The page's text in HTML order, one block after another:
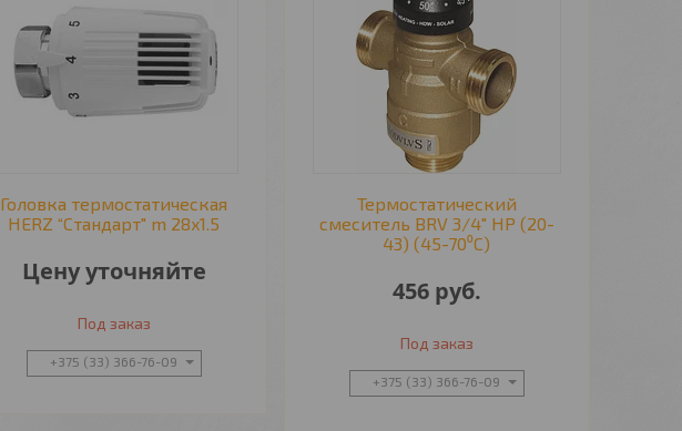
Головка термостатическая
HERZ “Стандарт" m 28x1.5
Цену уточняйте
Под заказ
+375 (33) 366-76-09
Термостатический
смеситель BRV 3/4" НР (20-
43) (45-70⁰С)
456 руб.
Под заказ
+375 (33) 366-76-09